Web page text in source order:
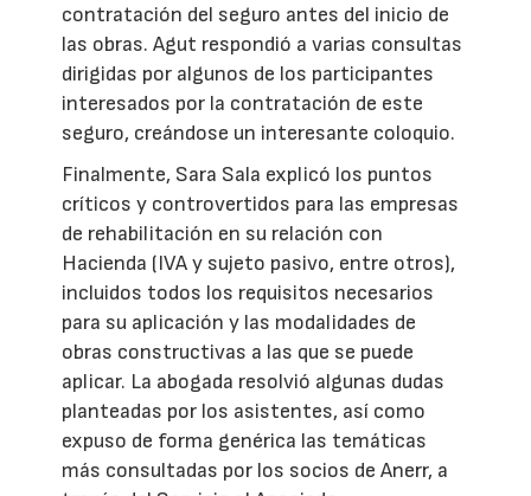
contratación del seguro antes del inicio de
las obras. Agut respondió a varias consultas
dirigidas por algunos de los participantes
interesados por la contratación de este
seguro, creándose un interesante coloquio.
Finalmente, Sara Sala explicó los puntos
críticos y controvertidos para las empresas
de rehabilitación en su relación con
Hacienda (IVA y sujeto pasivo, entre otros),
incluidos todos los requisitos necesarios
para su aplicación y las modalidades de
obras constructivas a las que se puede
aplicar. La abogada resolvió algunas dudas
planteadas por los asistentes, así como
expuso de forma genérica las temáticas
más consultadas por los socios de Anerr, a